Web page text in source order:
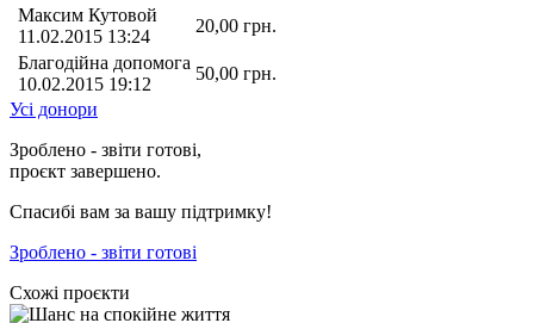
Максим Кутовой
11.02.2015 13:24
20,00 грн.
Благодійна допомога
10.02.2015 19:12
50,00 грн.
Усі донори
Зроблено - звіти готові,
проєкт завершено.
Спасибі вам за вашу підтримку!
Зроблено - звіти готові
Схожі проєкти